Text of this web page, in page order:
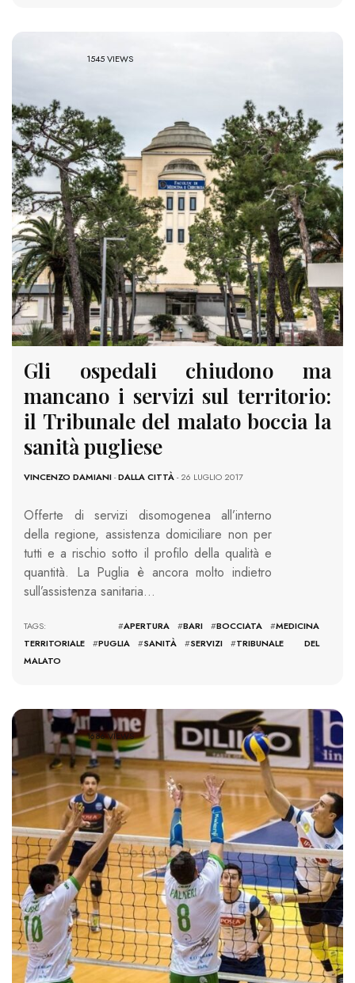
1545 VIEWS
Gli ospedali chiudono ma
mancano i servizi sul territorio:
il Tribunale del malato boccia la
sanità pugliese
VINCENZO DAMIANI-DALLA CITTÀ- 26 LUGLIO 2017
Offerte di servizi disomogenea all’interno
della regione, assistenza domiciliare non per
tutti e a rischio sotto il profilo della qualità e
quantità. La Puglia è ancora molto indietro
sull’assistenza sanitaria…
TAGS: #APERTURA #BARI #BOCCIATA #MEDICINA
TERRITORIALE
#PUGLIA #SANITÀ #SERVIZI #TRIBUNALE DEL
MALATO
1686 VIEWS